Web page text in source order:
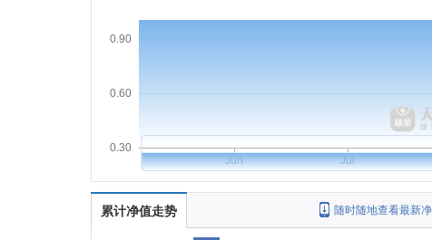
0.30
0.60
0.90
Jun Jul
累计净值走势 随时随地查看最新